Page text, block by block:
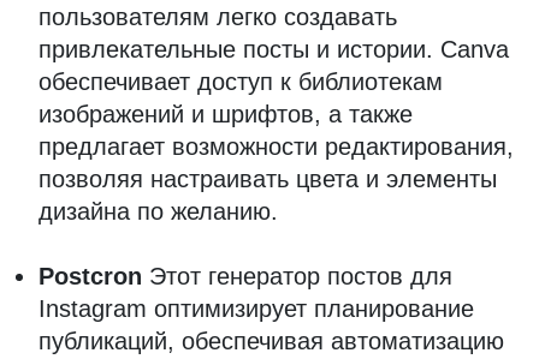
пользователям легко создавать
привлекательные посты и истории. Canva
обеспечивает доступ к библиотекам
изображений и шрифтов, а также
предлагает возможности редактирования,
позволяя настраивать цвета и элементы
дизайна по желанию.
Postcron Этот генератор постов для
Instagram оптимизирует планирование
публикаций, обеспечивая автоматизацию